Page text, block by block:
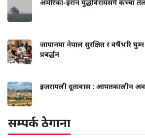
अमेरिका-इरान युद्धविरामसँगै कच्चा
जापानमा नेपाल सुरक्षित र वर्षैभरि
प्रबर्द्धन
इजरायली दूतावास : आपतकालीन
सम्पर्क ठेगाना